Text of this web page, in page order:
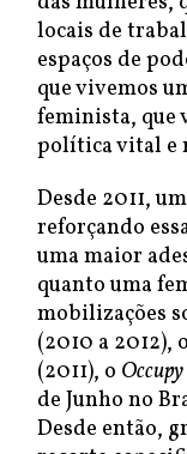
locais de
espaços de
que vivemos
feminista, que
política vital e
Desde 2011,
reforçando
uma maior
quanto uma
mobilizações
(2010 a 2012),
(2011), o
de Junho no
Desde então,